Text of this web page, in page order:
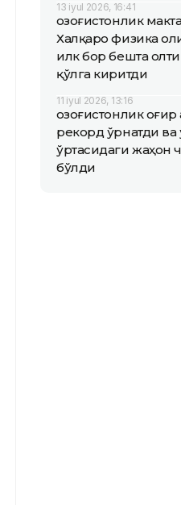
13 iyul 2026, 16:41
Қозоғистонлик
Халқаро физика
илк бор бешта
қўлга киритди
11 iyul 2026, 13:16
Қозоғистонлик
рекорд ўрнатди
ўртасидаги жаҳон
бўлди